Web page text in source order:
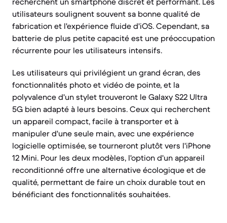
utilisateurs soulignent souvent sa bonne qualité de
fabrication et l'expérience fluide d'iOS. Cependant, sa
batterie de plus petite capacité est une préoccupation
récurrente pour les utilisateurs intensifs.
Les utilisateurs qui privilégient un grand écran, des
fonctionnalités photo et vidéo de pointe, et la
polyvalence d'un stylet trouveront le Galaxy S22 Ultra
5G bien adapté à leurs besoins. Ceux qui recherchent
un appareil compact, facile à transporter et à
manipuler d'une seule main, avec une expérience
logicielle optimisée, se tourneront plutôt vers l'iPhone
12 Mini. Pour les deux modèles, l'option d'un appareil
reconditionné offre une alternative écologique et de
qualité, permettant de faire un choix durable tout en
bénéficiant des fonctionnalités souhaitées.